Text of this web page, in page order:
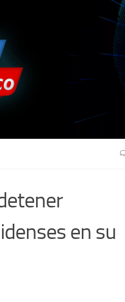
en su